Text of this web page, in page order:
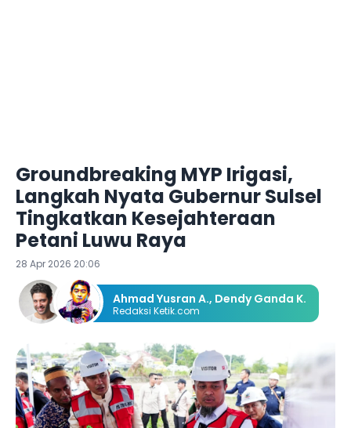
Groundbreaking MYP Irigasi,
Langkah Nyata Gubernur Sulsel
Tingkatkan Kesejahteraan
Petani Luwu Raya
28 Apr 2026 20:06
Ahmad Yusran A., Dendy Ganda K.
Redaksi Ketik.com